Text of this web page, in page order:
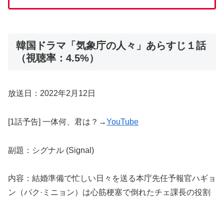
韓国ドラマ「気象庁の人々」あらすじ１話
（視聴率：4.5%）
放送日：2022年2月12日
[1話予告] 一体何、君は？→YouTube
副題：シグナル (Signal)
内容：結婚準備で忙しい日々を送る本庁先任予報官ハギョ
ン（パク·ミニョン）は心筋梗塞で倒れたチェ課長の役割